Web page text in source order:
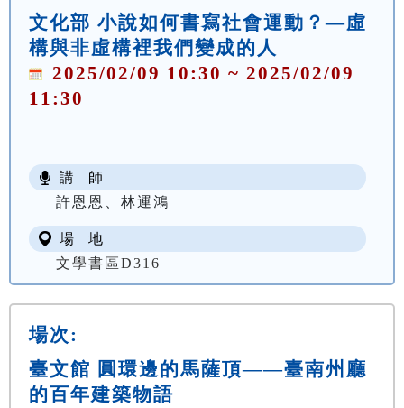
文化部 小說如何書寫社會運動？—虛
構與非虛構裡我們變成的人
2025/02/09 10:30 ~ 2025/02/09
11:30
講 師
許恩恩、林運鴻
場 地
文學書區D316
場次:
臺文館 圓環邊的馬薩頂——臺南州廳
的百年建築物語